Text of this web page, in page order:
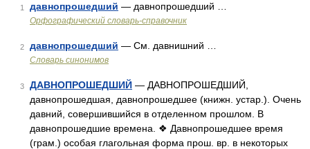
1 давнопрошедший — давнопрошедший …
Орфографический словарь-справочник
2 давнопрошедший — См. давнишний …
Словарь синонимов
3 ДАВНОПРОШЕДШИЙ — ДАВНОПРОШЕДШИЙ,
давнопрошедшая, давнопрошедшее (книжн. устар.). Очень
давний, совершившийся в отделенном прошлом. В
давнопрошедшие времена. ❖ Давнопрошедшее время
(грам.) особая глагольная форма прош. вр. в некоторых